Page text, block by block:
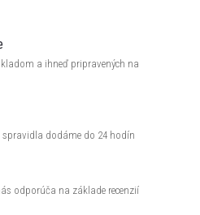
a ihneď pripravených na
dodáme do 24 hodín
odporúča na základe recenzií